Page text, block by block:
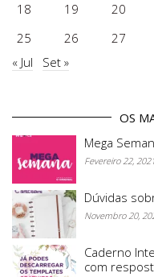
18
19 20
25
26 27
« Jul
Set »
OS
Mega
Fevereiro 22,
Dúvidas
Novembro 20,
Caderno
com